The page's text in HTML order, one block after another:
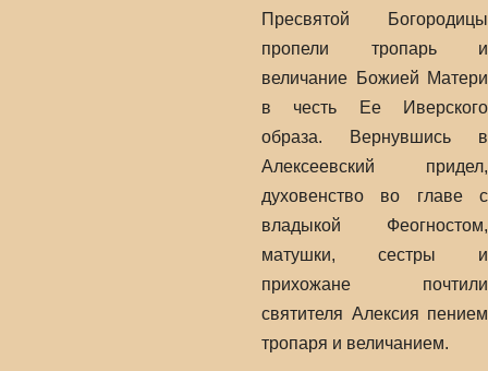
Пресвятой Богородицы
пропели тропарь и
величание Божией Матери
в честь Ее Иверского
образа. Вернувшись в
Алексеевский придел,
духовенство во главе с
владыкой Феогностом,
матушки, сестры и
прихожане почтили
святителя Алексия пением
тропаря и величанием.